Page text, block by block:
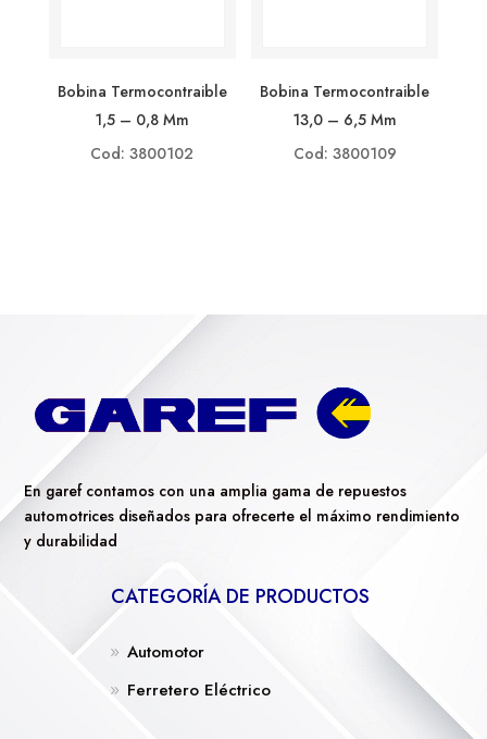
Bobina Termocontraible
1,5 – 0,8 Mm
Cod: 3800102
Bobina Termocontraible
13,0 – 6,5 Mm
Cod: 3800109
En garef contamos con una amplia gama de repuestos
automotrices diseñados para ofrecerte el máximo rendimiento
y durabilidad
CATEGORÍA DE PRODUCTOS
Automotor
Ferretero Eléctrico